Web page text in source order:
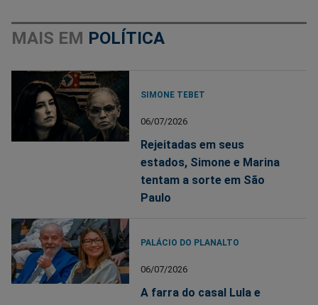
MAIS EM POLÍTICA
SIMONE TEBET
06/07/2026
Rejeitadas em seus
estados, Simone e Marina
tentam a sorte em São
Paulo
PALÁCIO DO PLANALTO
06/07/2026
A farra do casal Lula e